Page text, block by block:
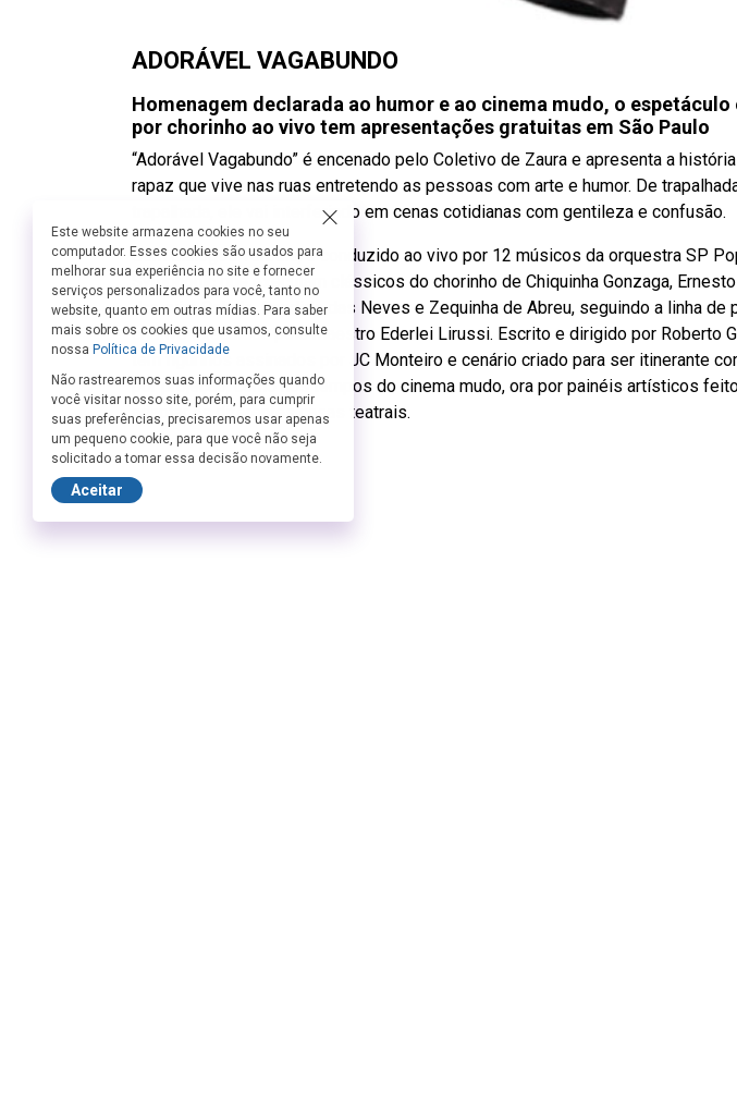
ADORÁVEL VAGABUNDO
Homenagem declarada ao humor e ao cinema mudo, o espetáculo
por chorinho ao vivo tem apresentações gratuitas em São Paulo
“Adorável Vagabundo” é encenado pelo Coletivo de Zaura e apresenta a
rapaz que vive nas ruas entretendo as pessoas com arte e humor. De
trapalhada, ele vai interferindo em cenas cotidianas com gentileza e confusão.
Sem diálogos verbais, é conduzido ao vivo por 12 músicos da orquestra SP
Symphonic que executam clássicos do chorinho de Chiquinha Gonzaga,
Joaquim Calado, Candido das Neves e Zequinha de Abreu, seguindo a linha de
criativo executada pelo maestro Ederlei Lirussi. Escrito e dirigido por Roberto
tem figurinos assinados por JC Monteiro e cenário criado para ser itinerante
por projeção, como nos tempos do cinema mudo, ora por painéis artísticos
adaptar às diferentes casas teatrais.
Este website armazena cookies no seu
computador. Esses cookies são usados para
melhorar sua experiência no site e fornecer
serviços personalizados para você, tanto no
website, quanto em outras mídias. Para saber
mais sobre os cookies que usamos, consulte
nossa Política de Privacidade
Não rastrearemos suas informações quando
você visitar nosso site, porém, para cumprir
suas preferências, precisaremos usar apenas
um pequeno cookie, para que você não seja
solicitado a tomar essa decisão novamente.
Aceitar